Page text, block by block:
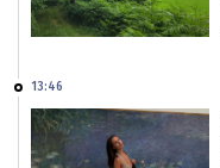
13:46